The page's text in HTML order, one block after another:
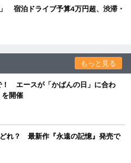
宿泊ドライブ予算4万円超、渋滞・
もっと見る
！ エースが「かばんの日」に合わ
を開催
れ？ 最新作『永遠の記憶』発売で